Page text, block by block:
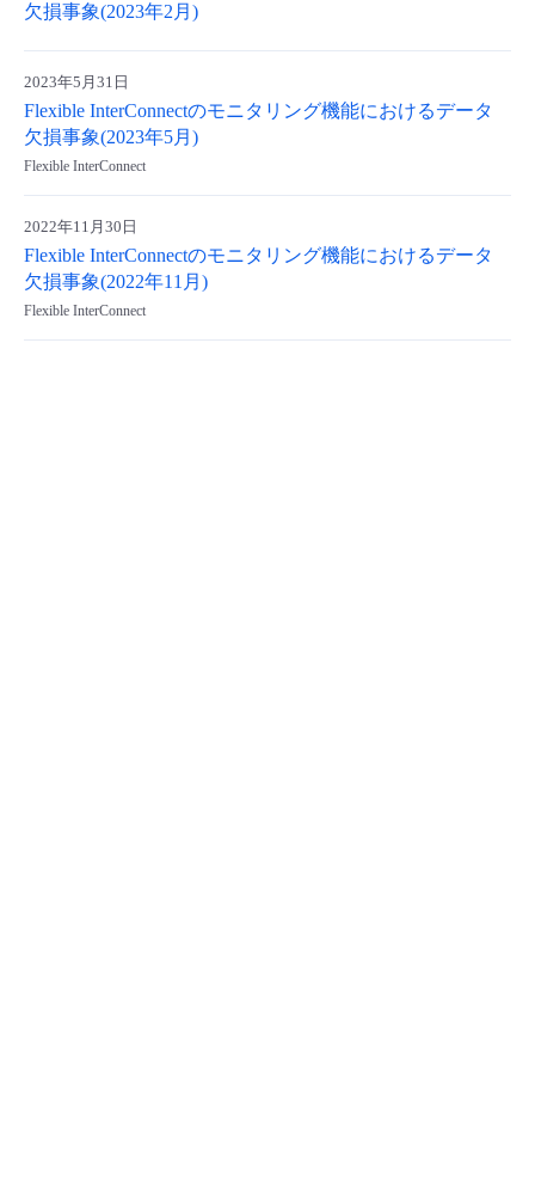
欠損事象(2023年2月)
2023年5月31日
Flexible InterConnectのモニタリング機能におけるデータ
欠損事象(2023年5月)
Flexible InterConnect
2022年11月30日
Flexible InterConnectのモニタリング機能におけるデータ
欠損事象(2022年11月)
Flexible InterConnect